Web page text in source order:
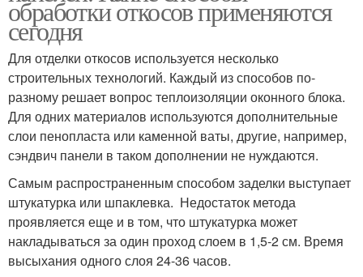
обработки откосов применяются
сегодня
Для отделки откосов используется несколько
строительных технологий. Каждый из способов по-
разному решает вопрос теплоизоляции оконного блока.
Для одних материалов используются дополнительные
слои пенопласта или каменной ваты, другие, например,
сэндвич панели в таком дополнении не нуждаются.
Самым распространенным способом заделки выступает
штукатурка или шпаклевка. Недостаток метода
проявляется еще и в том, что штукатурка может
накладываться за один проход слоем в 1,5-2 см. Время
высыхания одного слоя 24-36 часов.